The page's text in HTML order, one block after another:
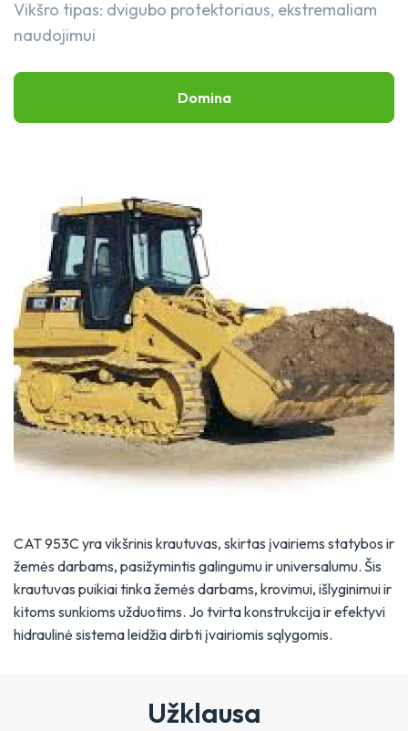
Rankiniai įrankiai
Priedai
Vikšro tipas: dvigubo protektoriaus, ekstremaliam
naudojimui​
Domina
CAT 953C yra vikšrinis krautuvas, skirtas įvairiems statybos ir
žemės darbams, pasižymintis galingumu ir universalumu. Šis
krautuvas puikiai tinka žemės darbams, krovimui, išlyginimui ir
kitoms sunkioms užduotims. Jo tvirta konstrukcija ir efektyvi
hidraulinė sistema leidžia dirbti įvairiomis sąlygomis.
Užklausa